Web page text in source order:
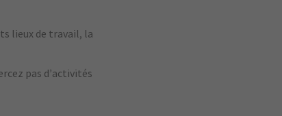
lieux de travail, la
pas d’activités